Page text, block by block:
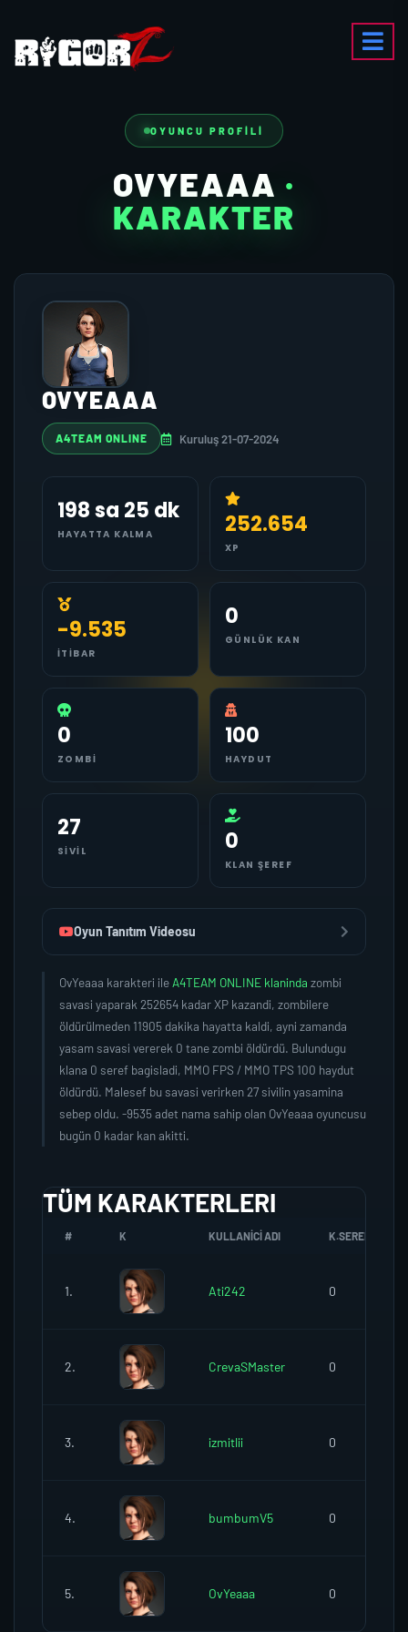
OYUNCU PROFILI
OVYEAAA ·
KARAKTER
OVYEAAA
A4TEAM ONLINE Kuruluş 21-07-2024
198 sa 25 dk
HAYATTA KALMA 252.654
XP
-9.535
İTIBAR
0
GÜNLÜK KAN
0
ZOMBI
100
HAYDUT
27
SIVIL 0
KLAN ŞEREF
Oyun Tanıtım Videosu
OvYeaaa karakteri ileA4TEAM ONLINE klaninda zombi
savasi yaparak 252654 kadar XP kazandi, zombilere
öldürülmeden 11905 dakika hayatta kaldi, ayni zamanda
yasam savasi vererek 0 tane zombi öldürdü. Bulundugu
klana 0 seref bagisladi, MMO FPS / MMO TPS 100 haydut
öldürdü. Malesef bu savasi verirken 27 sivilin yasamina
sebep oldu. -9535 adet nama sahip olan OvYeaaa oyuncusu
bugün 0 kadar kan akitti.
TÜM KARAKTERLERI
# K KULLANICI ADI K.SEREFI
1. Ati242 0
2. CrevaSMaster 0
3. izmitlii 0
4. bumbumV5 0
5. OvYeaaa 0